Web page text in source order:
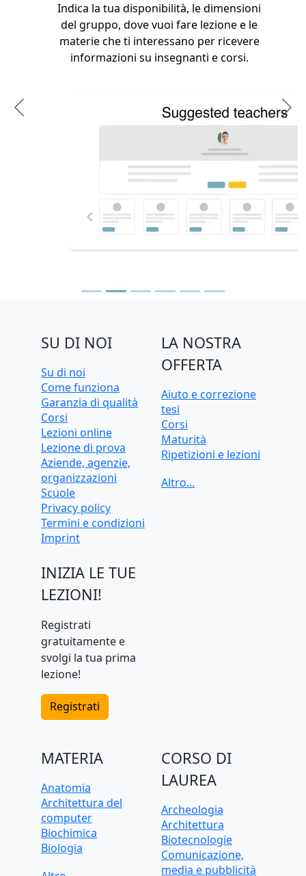
Indica la tua disponibilità, le dimensioni
del gruppo, dove vuoi fare lezione e le
materie che ti interessano per ricevere
informazioni su insegnanti e corsi.
Previous
SU DI NOI
Su di noi
Come funziona
Garanzia di qualità
Corsi
Lezioni online
Lezione di prova
Aziende, agenzie,
organizzazioni
Scuole
Privacy policy
Termini e condizioni
Imprint
INIZIA LE TUE
LEZIONI!
Registrati
gratuitamente e
svolgi la tua prima
lezione!
Registrati
LA NOSTRA
OFFERTA
Aiuto e correzione
tesi
Corsi
Maturità
Ripetizioni e lezioni
online
MATERIA
Anatomia
Architettura del
computer
Biochimica
Biologia
CORSO DI
LAUREA
Archeologia
Architettura
Biotecnologie
Comunicazione,
media e pubblicità